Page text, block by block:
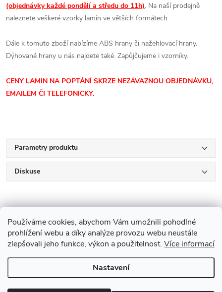
Používáme cookies, abychom Vám umožnili pohodlné
prohlížení webu a díky analýze provozu webu neustále
zlepšovali jeho funkce, výkon a použitelnost. Více informací
Nastavení
(objednávky každé pondělí a středu do 11h). Na naší prodejně
naleznete veškeré vzorky lamin ve větších formátech.
Dále k tomuto zboží nabízíme ABS hrany či nažehlovací hrany.
Dýhované hrany u nás najdete také. Zapůjčujeme i vzorníky.
CENY LAMIN NA POPTÁNÍ SKRZE NEZÁVAZNOU OBJEDNÁVKU,
EMAILEM ČI TELEFONICKY.
Parametry produktu
Diskuse
Z
á
Drevobis Horoměřice. Všechna práva vyhrazena.
nastavení cookies